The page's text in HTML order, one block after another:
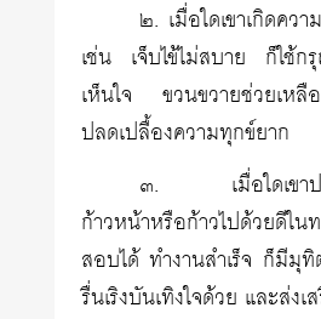
๒. เมื่อใดเขาเกิดคว
เช่น เจ็บไข้ไม่สบาย ก็ใช้
เห็นใจ ขวนขวายช่วยเห
ปลดเปลื้องความทุกข์ยาก
๓. เมื่อใดเขาปร
ก้าวหน้าหรือก้าวไปด้วยดีใ
สอบได้ ทำงานสำเร็จ ก็มีมุ
รื่นเริงบันเทิงใจด้วย และส่ง